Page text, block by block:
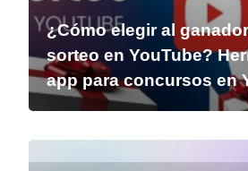
¿Cómo elegir al
sorteo en YouTube?
app para concursos en